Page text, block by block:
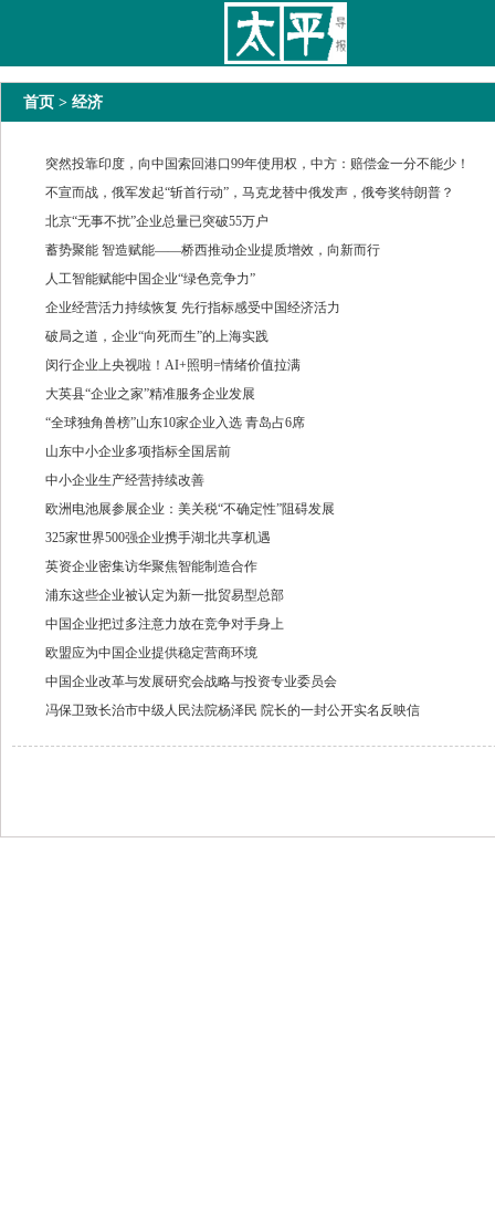
国内 国际 教育
首页 > 经济
突然投靠印度，向中国索回港口99年使用权，中方：赔偿金一分不能少！
不宣而战，俄军发起“斩首行动”，马克龙替中俄发声，俄夸奖特朗普？
北京“无事不扰”企业总量已突破55万户
蓄势聚能 智造赋能——桥西推动企业提质增效，向新而行
人工智能赋能中国企业“绿色竞争力”
企业经营活力持续恢复 先行指标感受中国经济活力
破局之道，企业“向死而生”的上海实践
闵行企业上央视啦！AI+照明=情绪价值拉满
大英县“企业之家”精准服务企业发展
“全球独角兽榜”山东10家企业入选 青岛占6席
山东中小企业多项指标全国居前
中小企业生产经营持续改善
欧洲电池展参展企业：美关税“不确定性”阻碍发展
325家世界500强企业携手湖北共享机遇
英资企业密集访华聚焦智能制造合作
浦东这些企业被认定为新一批贸易型总部
中国企业把过多注意力放在竞争对手身上
欧盟应为中国企业提供稳定营商环境
中国企业改革与发展研究会战略与投资专业委员会
冯保卫致长治市中级人民法院杨泽民 院长的一封公开实名反映信